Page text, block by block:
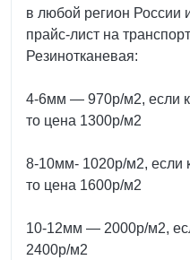
в любой регион России
пpaйс-лист нa
Резинотканевая:
4-6мм — 970р/м2, если
то цена 1300р/м2
8-10мм- 1020р/м2, если
то цена 1600р/м2
10-12мм — 2000р/м2,
2400р/м2